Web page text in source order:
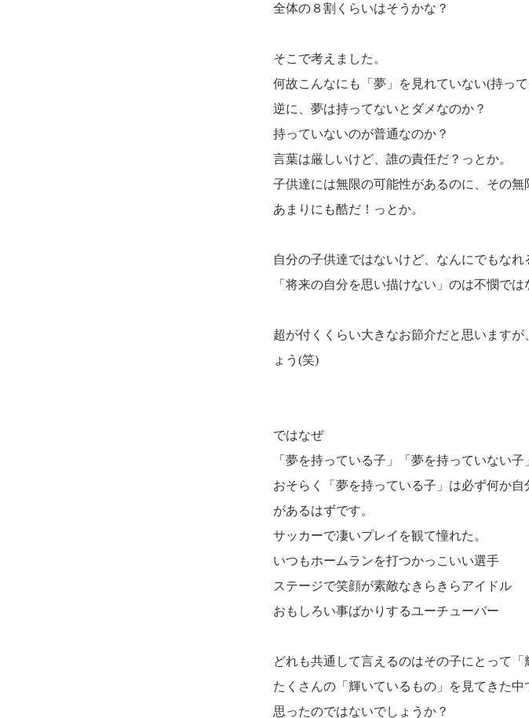
全体の８割くらいはそうかな？
そこで考えました。
何故こんなにも「夢」を見れていない(持っ
逆に、夢は持ってないとダメなのか？
持っていないのが普通なのか？
言葉は厳しいけど、誰の責任だ？っとか。
子供達には無限の可能性があるのに、その
あまりにも酷だ！っとか。
自分の子供達ではないけど、なんにでもなれ
「将来の自分を思い描けない」のは不憫では
超が付くくらい大きなお節介だと思います
ょう(笑)
ではなぜ
「夢を持っている子」「夢を持っていない
おそらく「夢を持っている子」は必ず何か
があるはずです。
サッカーで凄いプレイを観て憧れた。
いつもホームランを打つかっこいい選手
ステージで笑顔が素敵なきらきらアイドル
おもしろい事ばかりするユーチューバー
どれも共通して言えるのはその子にとって「
たくさんの「輝いているもの」を見てきた
思ったのではないでしょうか？